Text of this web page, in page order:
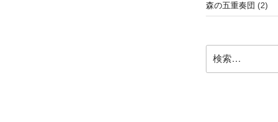
森の五重奏団 (2)
索: